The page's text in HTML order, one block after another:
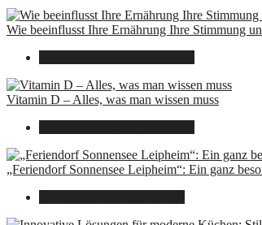
Wie beeinflusst Ihre Ernährung Ihre Stimmung
Vitamin D – Alles, was man wissen muss
„Feriendorf Sonnensee Leipheim“: Ein ganz